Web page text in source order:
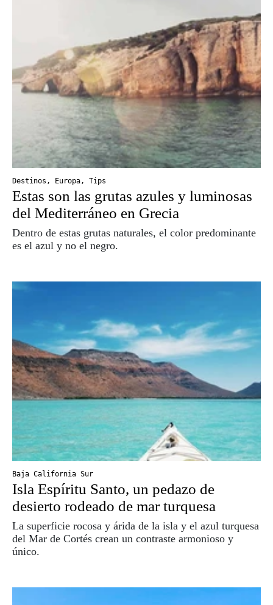
Destinos , Europa, Tips
Estas son las grutas azules y luminosas
del Mediterráneo en Grecia
Dentro de estas grutas naturales, el color predominante
es el azul y no el negro.
Baja California Sur
Isla Espíritu Santo, un pedazo de
desierto rodeado de mar turquesa
La superficie rocosa y árida de la isla y el azul turquesa
del Mar de Cortés crean un contraste armonioso y
único.